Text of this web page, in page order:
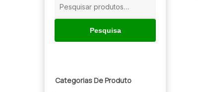
Pesquisa
Categorias De Produto